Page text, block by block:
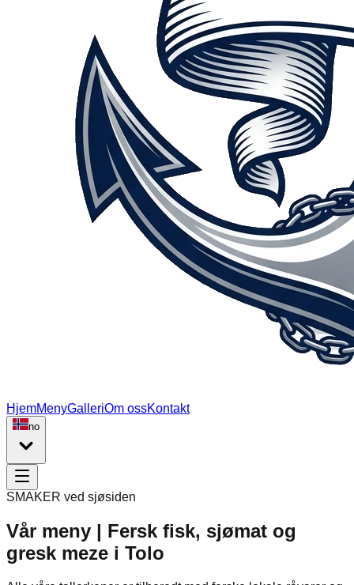
HjemMenyGalleriOm ossKontakt
no
SMAKER ved sjøsiden
Vår meny | Fersk fisk, sjømat og
gresk meze i Tolo